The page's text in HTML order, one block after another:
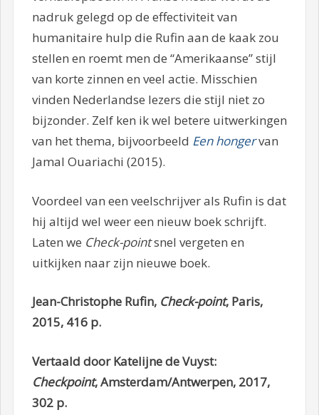
nadruk gelegd op de effectiviteit van
humanitaire hulp die Rufin aan de kaak zou
stellen en roemt men de “Amerikaanse” stijl
van korte zinnen en veel actie. Misschien
vinden Nederlandse lezers die stijl niet zo
bijzonder. Zelf ken ik wel betere uitwerkingen
van het thema, bijvoorbeeld Een hongervan
Jamal Ouariachi (2015).
Voordeel van een veelschrijver als Rufin is dat
hij altijd wel weer een nieuw boek schrijft.
Laten we Check-pointsnel vergeten en
uitkijken naar zijn nieuwe boek.
Jean-Christophe Rufin,Check-point, Paris,
2015, 416 p.
Vertaald door Katelijne de Vuyst:
Checkpoint, Amsterdam/Antwerpen, 2017,
302 p.